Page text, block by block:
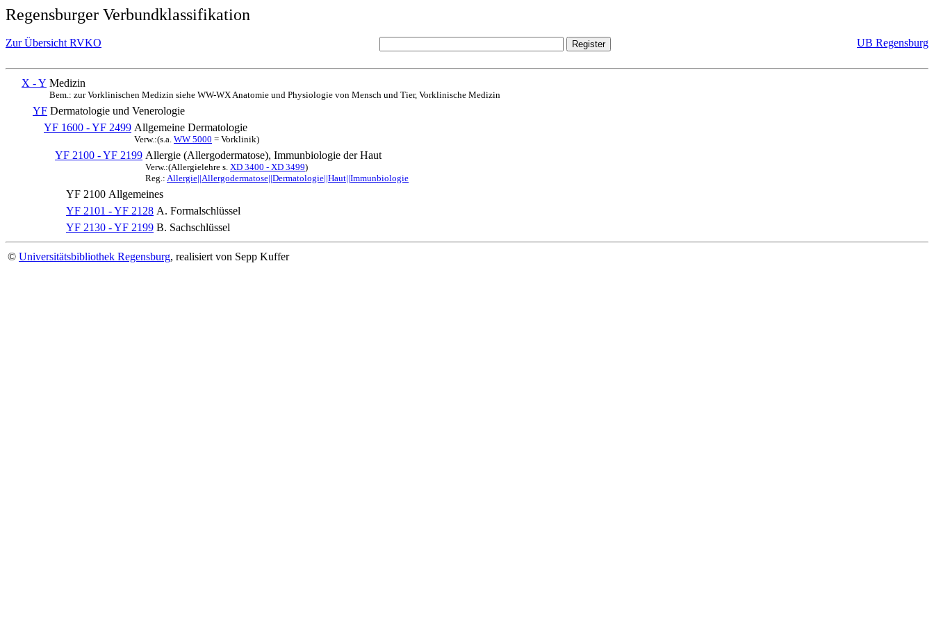
Regensburger Verbundklassifikation
Zur Übersicht RVKO UB Regensburg
X - Y Medizin
Bem.: zur Vorklinischen Medizin siehe WW-WX Anatomie und Physiologie von Mensch und Tier, Vorklinische Medizin
YF Dermatologie und Venerologie
YF 1600 - YF 2499 Allgemeine Dermatologie
Verw.:(s.a. WW 5000 = Vorklinik)
YF 2100 - YF 2199 Allergie (Allergodermatose), Immunbiologie der Haut
Verw.:(Allergielehre s. XD 3400 - XD 3499)
Reg.: Allergie||Allergodermatose||Dermatologie||Haut||Immunbiologie
YF 2100 Allgemeines
YF 2101 - YF 2128 A. Formalschlüssel
YF 2130 - YF 2199 B. Sachschlüssel
© Universitätsbibliothek Regensburg, realisiert von Sepp Kuffer